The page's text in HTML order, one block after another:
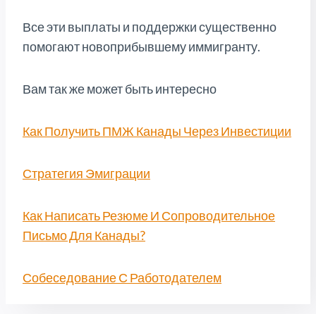
Все эти выплаты и поддержки существенно
помогают новоприбывшему иммигранту.
Вам так же может быть интересно
Как Получить ПМЖ Канады Через Инвестиции
Стратегия Эмиграции
Как Написать Резюме И Сопроводительное
Письмо Для Канады?
Собеседование С Работодателем